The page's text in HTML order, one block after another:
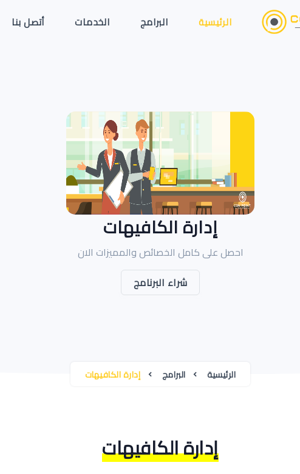
الرئيسية البرامج الخدمات أتصل بنا
إدارة الكافيهات
احصل على كامل الخصائص والمميزات الان
شراء البرنامج
الرئيسية البرامج إدارة الكافيهات
إدارة الكافيهات